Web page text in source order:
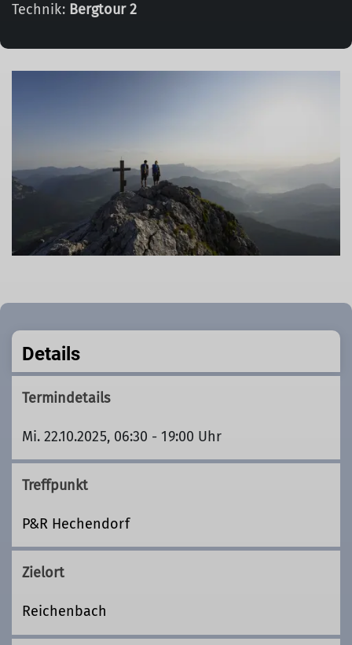
Technik: Bergtour 2
Details
Termindetails
Mi. 22.10.2025, 06:30 - 19:00 Uhr
Treffpunkt
P&R Hechendorf
Zielort
Reichenbach